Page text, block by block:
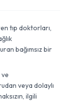
tıp doktorları,
bağımsız bir
veya dolaylı
ilgili